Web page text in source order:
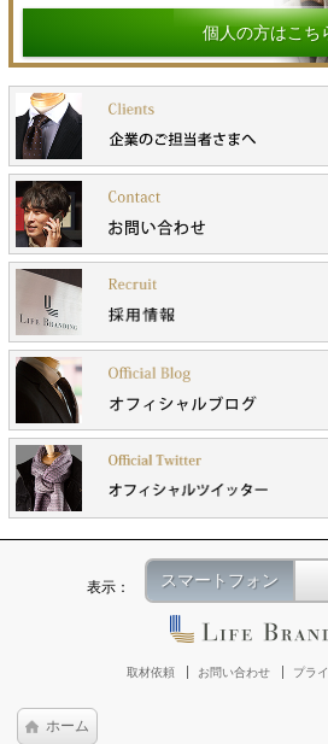
個人の方はこち
表示： スマートフォン
取材依頼 お問い合わせ プラ
ホーム